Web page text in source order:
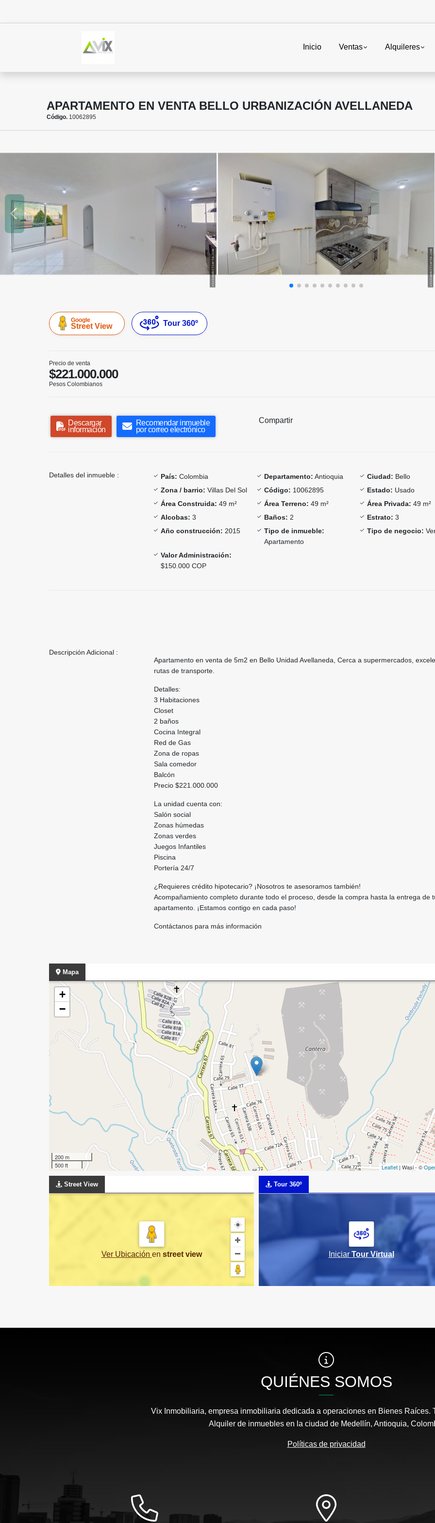
Inicio Ventas Alquileres
APARTAMENTO EN VENTA BELLO URBANIZACIÓN AVELLANEDA
Código. 10062895
Google
Street View Tour 360º
Precio de venta
$221.000.000
Pesos Colombianos
Descargar
información
Recomendar inmueble
por correo electrónico
Compartir
Detalles del inmueble : País: Colombia Departamento: Antioquia Ciudad: Bello
Zona / barrio: Villas Del Sol Código: 10062895 Estado: Usado
Área Construida: 49 m² Área Terreno: 49 m² Área Privada: 49 m²
Alcobas: 3 Baños: 2 Estrato: 3
Año construcción: 2015
Tipo de inmueble:
Apartamento
Tipo de negocio:
Valor Administración:
$150.000 COP
Descripción Adicional :
Apartamento en venta de 5m2 en Bello Unidad Avellaneda, Cerca a supermercados,
rutas de transporte.
Detalles:
3 Habitaciones
Closet
2 baños
Cocina Integral
Red de Gas
Zona de ropas
Sala comedor
Balcón
Precio $221.000.000
La unidad cuenta con:
Salón social
Zonas húmedas
Zonas verdes
Juegos Infantiles
Piscina
Portería 24/7
¿Requieres crédito hipotecario? ¡Nosotros te asesoramos también!
Acompañamiento completo durante todo el proceso, desde la compra hasta la entrega de
apartamento. ¡Estamos contigo en cada paso!
Contáctanos para más información
Mapa
+
−
200 m
500 ft
Leaflet | Wasi - ©
Street View
Ver Ubicación en street view
Tour 360º
Iniciar Tour Virtual
QUIÉNES SOMOS
Vix Inmobiliaria, empresa inmobiliaria dedicada a operaciones en Bienes Raíces.
Alquiler de inmuebles en la ciudad de Medellín, Antioquia,
Políticas de privacidad